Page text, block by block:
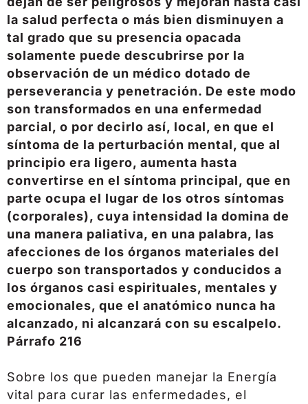
la salud perfecta o más bien disminuyen a
tal grado que su presencia opacada
solamente puede descubrirse por la
observación de un médico dotado de
perseverancia y penetración. De este modo
son transformados en una enfermedad
parcial, o por decirlo así, local, en que el
síntoma de la perturbación mental, que al
principio era ligero, aumenta hasta
convertirse en el síntoma principal, que en
parte ocupa el lugar de los otros síntomas
(corporales), cuya intensidad la domina de
una manera paliativa, en una palabra, las
afecciones de los órganos materiales del
cuerpo son transportados y conducidos a
los órganos casi espirituales, mentales y
emocionales, que el anatómico nunca ha
alcanzado, ni alcanzará con su escalpelo.
Párrafo 216
Sobre los que pueden manejar la Energía
vital para curar las enfermedades, el